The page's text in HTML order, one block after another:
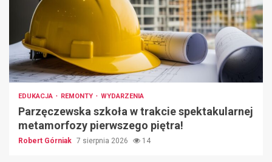
EDUKACJA REMONTY WYDARZENIA
Parzęczewska szkoła w trakcie spektakularnej
metamorfozy pierwszego piętra!
Robert Górniak 7 sierpnia 2026 14